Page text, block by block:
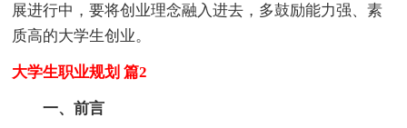
展进行中，要将创业理念融入进去，多鼓励能力强、素
质高的大学生创业。
大学生职业规划 篇2
一、前言